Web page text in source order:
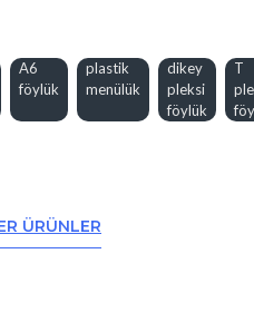
A6
föylük
plastik
menülük
dikey
pleksi
föylük
T
ÜRÜNLER